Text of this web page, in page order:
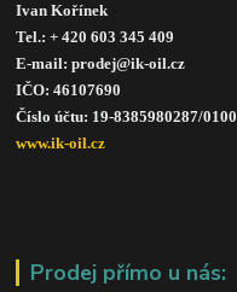
Ivan Kořínek
Tel.: + 420 603 345 409
E-mail: prodej@ik-oil.cz
IČO: 46107690
Číslo účtu: 19-8385980287/0100
www.ik-oil.cz
Prodej přímo u nás: